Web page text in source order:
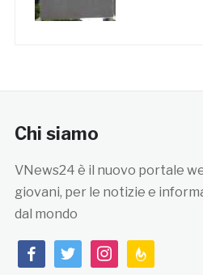
Chi siamo
VNews24 è il nuovo portale
giovani, per le notizie e
dal mondo
facebooktwitterinstagramfeedburner